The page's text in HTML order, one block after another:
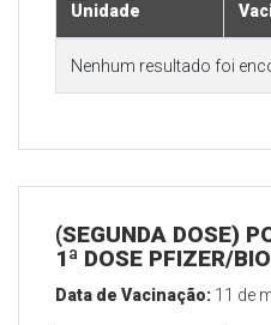
Unidade
Nenhum resultado foi
(SEGUNDA DOSE)
1ª DOSE PFIZER/
Data de Vacinação: 11 de